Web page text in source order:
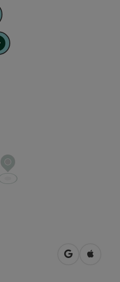
in Google
in